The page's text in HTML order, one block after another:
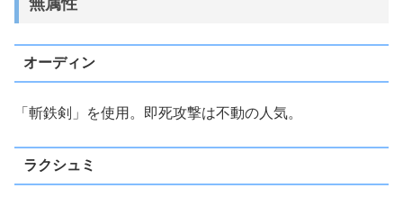
無属性
オーディン
「斬鉄剣」を使用。即死攻撃は不動の人気。
ラクシュミ